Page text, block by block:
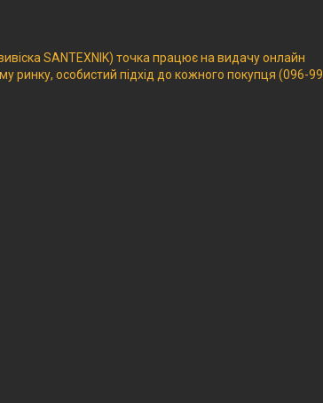
SANTEXNIK) точка працює на видачу онлайн
ринку, особистий підхід до кожного покупця (096-